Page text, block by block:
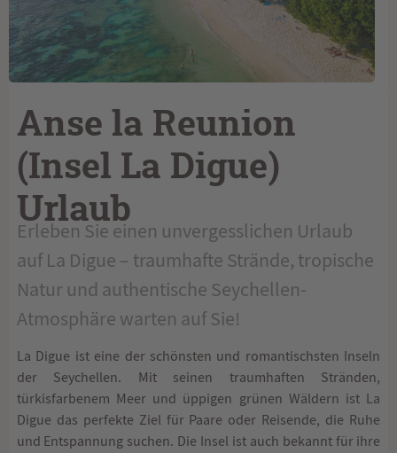
Anse la Reunion
(Insel La Digue)
Urlaub
Erleben Sie einen unvergesslichen Urlaub
auf La Digue – traumhafte Strände, tropische
Natur und authentische Seychellen-
Atmosphäre warten auf Sie!
La Digue ist eine der schönsten und romantischsten Inseln
der Seychellen. Mit seinen traumhaften Stränden,
türkisfarbenem Meer und üppigen grünen Wäldern ist La
Digue das perfekte Ziel für Paare oder Reisende, die Ruhe
und Entspannung suchen. Die Insel ist auch bekannt für ihre